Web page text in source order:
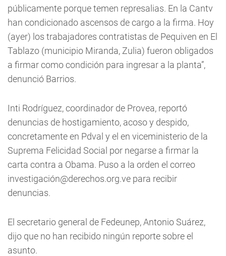
públicamente porque temen represalias. En la Cantv
han condicionado ascensos de cargo a la firma. Hoy
(ayer) los trabajadores contratistas de Pequiven en El
Tablazo (municipio Miranda, Zulia) fueron obligados
a firmar como condición para ingresar a la planta”,
denunció Barrios.
Inti Rodríguez, coordinador de Provea, reportó
denuncias de hostigamiento, acoso y despido,
concretamente en Pdval y el en viceministerio de la
Suprema Felicidad Social por negarse a firmar la
carta contra a Obama. Puso a la orden el correo
investigación@derechos.org.ve para recibir
denuncias.
El secretario general de Fedeunep, Antonio Suárez,
dijo que no han recibido ningún reporte sobre el
asunto.